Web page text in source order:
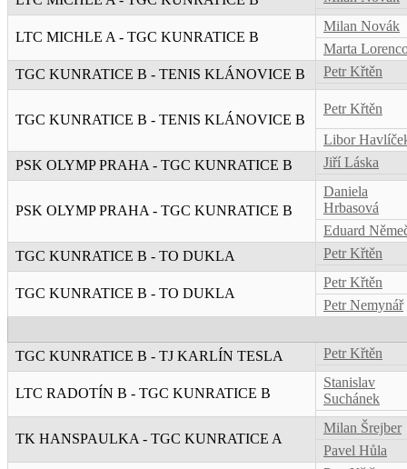
LTC MICHLE A - TGC KUNRATICE B
Milan Novák
Marta
TGC KUNRATICE B - TENIS KLÁNOVICE B
Petr Křtěn
TGC KUNRATICE B - TENIS KLÁNOVICE B
Petr Křtěn
Libor
PSK OLYMP PRAHA - TGC KUNRATICE B
Jiří Láska
PSK OLYMP PRAHA - TGC KUNRATICE B
Daniela
Hrbasová
Eduard
TGC KUNRATICE B - TO DUKLA
Petr Křtěn
TGC KUNRATICE B - TO DUKLA
Petr Křtěn
Petr Nemynář
TGC KUNRATICE B - TJ KARLÍN TESLA Petr Křtěn
LTC RADOTÍN B - TGC KUNRATICE B
Stanislav
Suchánek
TK HANSPAULKA - TGC KUNRATICE A
Milan Šrejber
Pavel Hůla